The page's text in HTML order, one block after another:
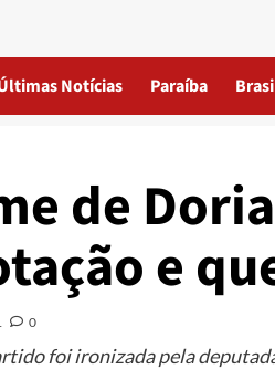
Notícias Paraíba
de
e
0
foi ironizada pela